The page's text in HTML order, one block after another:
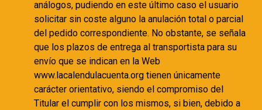
análogos, pudiendo en este último caso el usuario
solicitar sin coste alguno la anulación total o parcial
del pedido correspondiente. No obstante, se señala
que los plazos de entrega al transportista para su
envío que se indican en la Web
www.lacalendulacuenta.org tienen únicamente
carácter orientativo, siendo el compromiso del
Titular el cumplir con los mismos, si bien, debido a